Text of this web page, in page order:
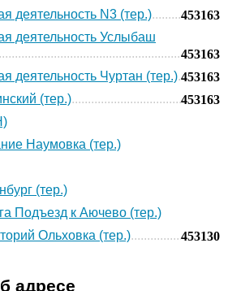
деятельность N3 (тер.)
453163
деятельность Услыбаш
453163
деятельность Чуртан (тер.) 453163
(тер.)
453163
Наумовка (тер.)
(тер.)
Подъезд к Аючево (тер.)
Ольховка (тер.)
453130
адресе